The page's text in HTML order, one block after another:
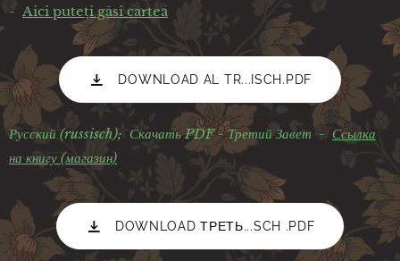
- Aici puteți găsi cartea
DOWNLOAD AL TR...ISCH.PDF
Русский (russisch); Скачать PDF - Третий Завет - Ссылка
на книгу (магазин)
DOWNLOAD ТРЕТЬ...SCH .PDF